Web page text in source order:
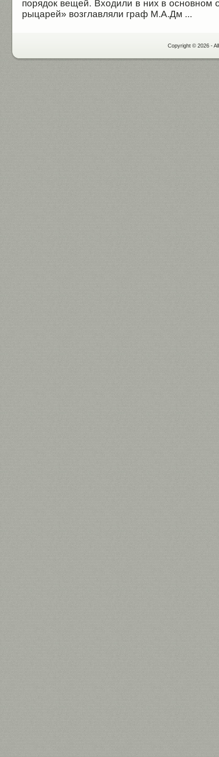
порядок вещей. Входили в них в основном
рыцарей» возглавляли граф М.А.Дм ...
Copyright © 2026 -